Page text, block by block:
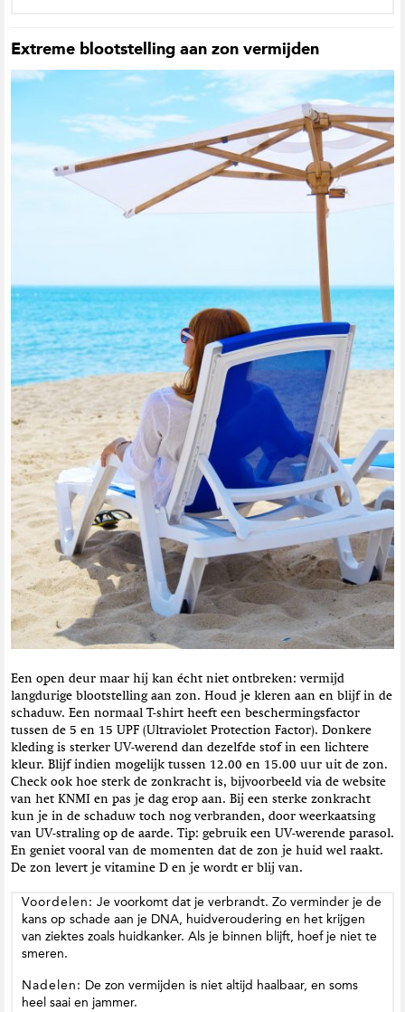
Extreme blootstelling aan zon vermijden
Een open deur maar hij kan écht niet ontbreken: vermijd
langdurige blootstelling aan zon. Houd je kleren aan en blijf in de
schaduw. Een normaal T-shirt heeft een beschermingsfactor
tussen de 5 en 15 UPF (Ultraviolet Protection Factor). Donkere
kleding is sterker UV-werend dan dezelfde stof in een lichtere
kleur. Blijf indien mogelijk tussen 12.00 en 15.00 uur uit de zon.
Check ook hoe sterk de zonkracht is, bijvoorbeeld via de website
van het KNMI en pas je dag erop aan. Bij een sterke zonkracht
kun je in de schaduw toch nog verbranden, door weerkaatsing
van UV-straling op de aarde. Tip: gebruik een UV-werende parasol.
En geniet vooral van de momenten dat de zon je huid wel raakt.
De zon levert je vitamine D en je wordt er blij van.
Voordelen: Je voorkomt dat je verbrandt. Zo verminder je de
kans op schade aan je DNA, huidveroudering en het krijgen
van ziektes zoals huidkanker. Als je binnen blijft, hoef je niet te
smeren.
Nadelen: De zon vermijden is niet altijd haalbaar, en soms
heel saai en jammer.